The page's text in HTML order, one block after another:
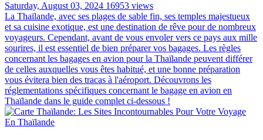
Saturday, August 03, 2024 16953 views
La Thaïlande, avec ses plages de sable fin, ses temples majestueux
et sa cuisine exotique, est une destination de rêve pour de nombreux
voyageurs. Cependant, avant de vous envoler vers ce pays aux mille
sourires, il est essentiel de bien préparer vos bagages. Les règles
concernant les bagages en avion pour la Thaïlande peuvent différer
de celles auxquelles vous êtes habitué, et une bonne préparation
vous évitera bien des tracas à l'aéroport. Découvrons les
réglementations spécifiques concernant le bagage en avion en
Thaïlande dans le guide complet ci-dessous !